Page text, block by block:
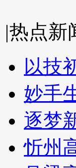
|热点新
以技
妙手
逐梦
忻州